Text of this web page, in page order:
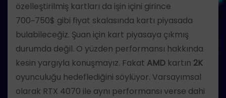
özelleştirilmiş kartları da işin içini girince
700~750$ gibi fiyat skalasında kartı piyasada
bulabileceğiz. Şuan için kart piyasaya çıkmış
durumda değil. O yüzden performansı hakkında
kesin yargıyla konuşmayız. Fakat AMD kartın 2K
oyunculuğu hedeflediğini söylüyor. Varsayımsal
olarak RTX 4070 ile aynı performansı verse dahi